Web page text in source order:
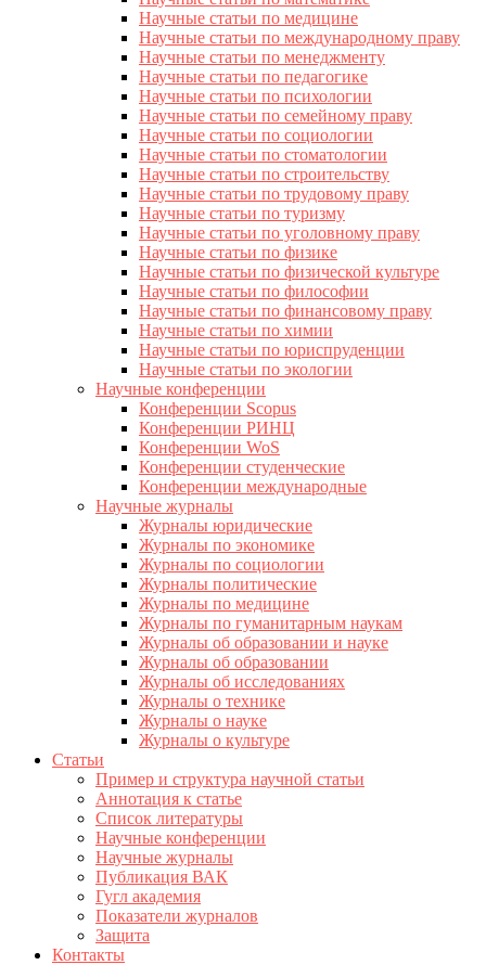
Научные статьи по медицине
Научные статьи по международному праву
Научные статьи по менеджменту
Научные статьи по педагогике
Научные статьи по психологии
Научные статьи по семейному праву
Научные статьи по социологии
Научные статьи по стоматологии
Научные статьи по строительству
Научные статьи по трудовому праву
Научные статьи по туризму
Научные статьи по уголовному праву
Научные статьи по физике
Научные статьи по физической культуре
Научные статьи по философии
Научные статьи по финансовому праву
Научные статьи по химии
Научные статьи по юриспруденции
Научные статьи по экологии
Научные конференции
Конференции Scopus
Конференции РИНЦ
Конференции WoS
Конференции студенческие
Конференции международные
Научные журналы
Журналы юридические
Журналы по экономике
Журналы по социологии
Журналы политические
Журналы по медицине
Журналы по гуманитарным наукам
Журналы об образовании и науке
Журналы об образовании
Журналы об исследованиях
Журналы о технике
Журналы о науке
Журналы о культуре
Статьи
Пример и структура научной статьи
Аннотация к статье
Список литературы
Научные конференции
Научные журналы
Публикация ВАК
Гугл академия
Показатели журналов
Защита
Контакты